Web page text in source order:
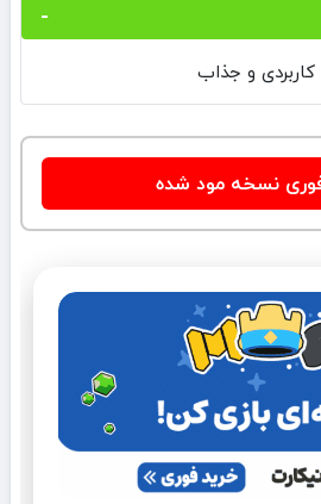
کاربردی و جذاب
فوری نسخه مود شده